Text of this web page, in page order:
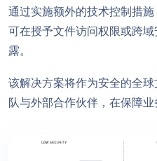
通过实施额外的技术控制措
可在授予文件访问权限或跨
露。
该解决方案将作为安全的全
队与外部合作伙伴，在保障